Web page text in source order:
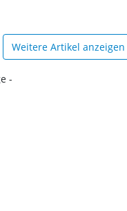
Weitere Artikel anzeigen
-